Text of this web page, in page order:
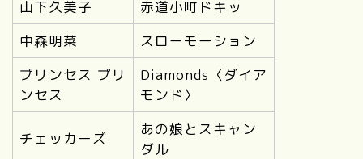
山下久美子
赤道小町ドキッ
中森明菜
スローモーション
プリンセス プリ
ンセス
Diamonds〈ダイア
モンド〉
チェッカーズ
あの娘とスキャン
ダル